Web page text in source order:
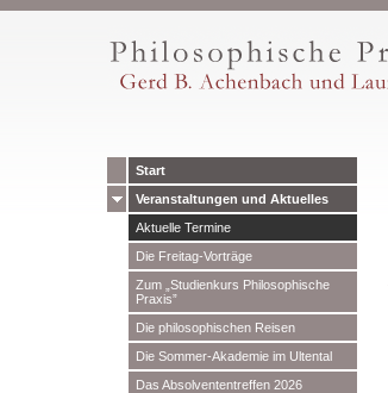
Start
Veranstaltungen und Aktuelles
Aktuelle Termine
Die Freitag-Vorträge
Zum „Studienkurs Philosophische
Praxis”
Die philosophischen Reisen
Die Sommer-Akademie im Ultental
Das Absolvententreffen 2026